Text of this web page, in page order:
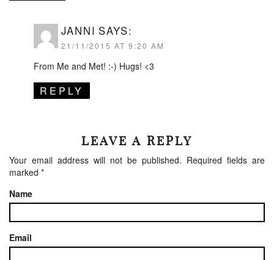
JANNI SAYS:
21/11/2015 AT 9:20 AM
From Me and Met! :-) Hugs! <3
REPLY
LEAVE A REPLY
Your email address will not be published. Required fields are
marked *
Name
Email